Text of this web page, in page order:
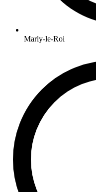
Marly-le-Roi